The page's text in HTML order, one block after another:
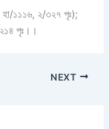
হা/১১১৬, ২/৩২৭ পৃঃ);
পৃঃ।।
NEXT